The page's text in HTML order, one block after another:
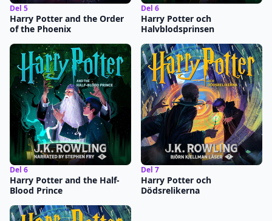
Del 5
Harry Potter and the Order
of the Phoenix
Del 6
Harry Potter och
Halvblodsprinsen
Del 6
Harry Potter and the Half-
Blood Prince
Del 7
Harry Potter och
Dödsrelikerna